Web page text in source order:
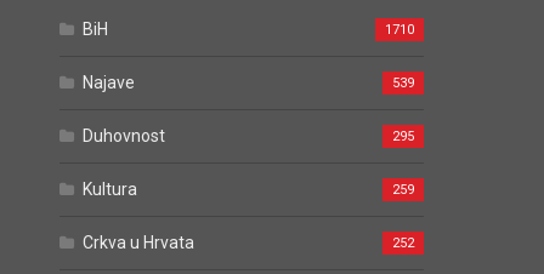
BiH 1710
Najave 539
Duhovnost 295
Kultura 259
Crkva u Hrvata 252